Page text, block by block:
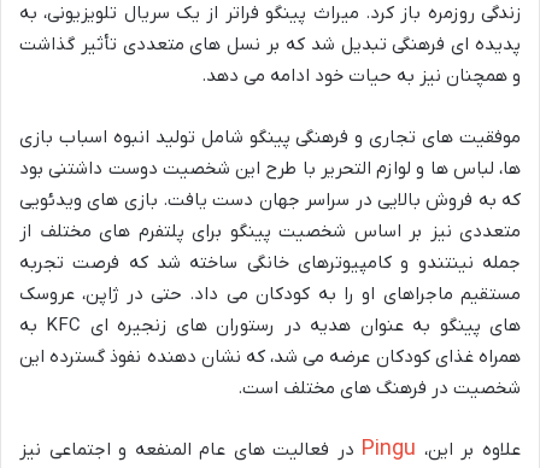
زندگی روزمره باز کرد. میراث پینگو فراتر از یک سریال تلویزیونی، به
پدیده ای فرهنگی تبدیل شد که بر نسل های متعددی تأثیر گذاشت
و همچنان نیز به حیات خود ادامه می دهد.
موفقیت های تجاری و فرهنگی پینگو شامل تولید انبوه اسباب بازی
ها، لباس ها و لوازم التحریر با طرح این شخصیت دوست داشتنی بود
که به فروش بالایی در سراسر جهان دست یافت. بازی های ویدئویی
متعددی نیز بر اساس شخصیت پینگو برای پلتفرم های مختلف از
جمله نینتندو و کامپیوترهای خانگی ساخته شد که فرصت تجربه
مستقیم ماجراهای او را به کودکان می داد. حتی در ژاپن، عروسک
های پینگو به عنوان هدیه در رستوران های زنجیره ای KFC به
همراه غذای کودکان عرضه می شد، که نشان دهنده نفوذ گسترده این
شخصیت در فرهنگ های مختلف است.
علاوه بر این، Pingu در فعالیت های عام المنفعه و اجتماعی نیز